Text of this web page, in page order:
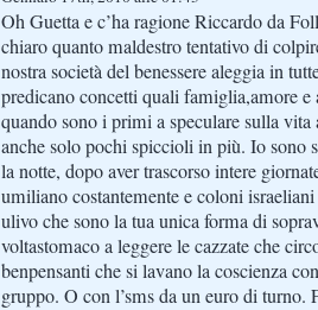
Oh Guetta e c’ha ragione Riccardo da
chiaro quanto maldestro tentativo di
nostra società del benessere aleggia in
predicano concetti quali famiglia,amore e
quando sono i primi a speculare sulla
anche solo pochi spiccioli in più. Io sono
la notte, dopo aver trascorso intere
umiliano costantemente e coloni
ulivo che sono la tua unica forma di
voltastomaco a leggere le cazzate che
benpensanti che si lavano la coscienza
gruppo. O con l’sms da un euro di turno.